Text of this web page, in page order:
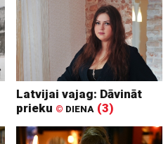
Latvijai vajag: Dāvināt
prieku © DIENA (3)